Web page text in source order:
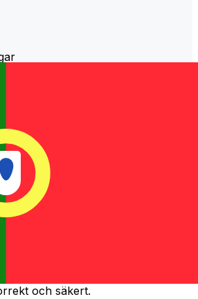
varför behöver jag den i Portugal?
och säkert.